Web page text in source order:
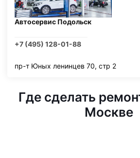
Автосервис Подольск
+7 (495) 128-01-88
пр-т Юных ленинцев 70, стр 2
Где сделать
Москве